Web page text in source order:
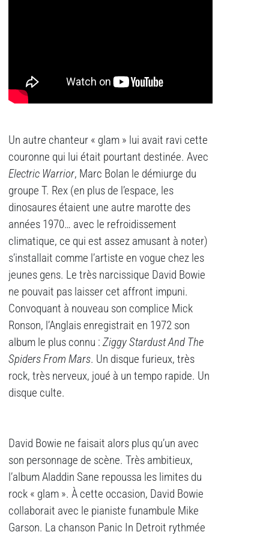
Un autre chanteur « glam » lui avait ravi cette
couronne qui lui était pourtant destinée. Avec
Electric Warrior, Marc Bolan le démiurge du
groupe T. Rex (en plus de l’espace, les
dinosaures étaient une autre marotte des
années 1970… avec le refroidissement
climatique, ce qui est assez amusant à noter)
s’installait comme l’artiste en vogue chez les
jeunes gens. Le très narcissique David Bowie
ne pouvait pas laisser cet affront impuni.
Convoquant à nouveau son complice Mick
Ronson, l’Anglais enregistrait en 1972 son
album le plus connu : Ziggy Stardust And The
Spiders From Mars. Un disque furieux, très
rock, très nerveux, joué à un tempo rapide. Un
disque culte.
David Bowie ne faisait alors plus qu’un avec
son personnage de scène. Très ambitieux,
l’album Aladdin Sane repoussa les limites du
rock « glam ». À cette occasion, David Bowie
collaborait avec le pianiste funambule Mike
Garson. La chanson Panic In Detroit rythmée